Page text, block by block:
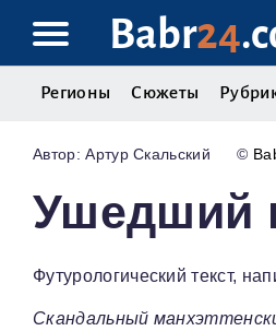
Babr24
Регионы Сюжеты
Артур Скальский ©
Ушедший
Футурологический текст,
Скандальный